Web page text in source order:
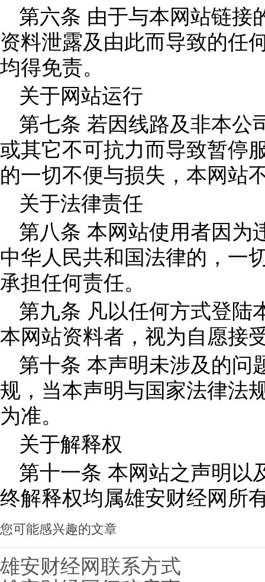
第六条 由于与本网站链接
资料泄露及由此而导致的任
均得免责。
关于网站运行
第七条 若因线路及非本公
或其它不可抗力而导致暂停
的一切不便与损失，本网站
关于法律责任
第八条 本网站使用者因为
中华人民共和国法律的，一
承担任何责任。
第九条 凡以任何方式登陆
本网站资料者，视为自愿接
第十条 本声明未涉及的问
规，当本声明与国家法律法
为准。
关于解释权
第十一条 本网站之声明以
终解释权均属雄安财经网所
您可能感兴趣的文章
雄安财经网联系方式